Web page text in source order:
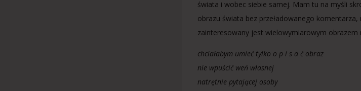
świata i wobec siebie samej. Mam tu na myśli
obrazu świata bez przeładowanego
zainteresowany jest wielowymiarowym obrazem
chciałabym umieć tylko o p i s a ć obraz
nie wpuścić weń własnej
natrętnie pytającej osoby